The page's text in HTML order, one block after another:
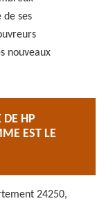
ses
nouveaux
DE HP
EST LE
24250,